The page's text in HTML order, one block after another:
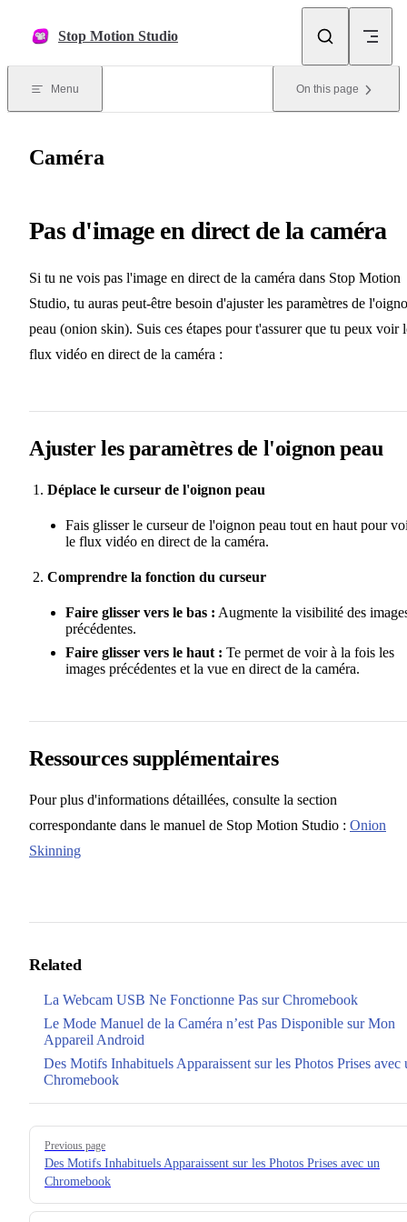
Stop Motion Studio
Menu On this page
Caméra
Pas d'image en direct de la caméra
Si tu ne vois pas l'image en direct de la caméra dans Stop Motion
Studio, tu auras peut-être besoin d'ajuster les paramètres de
peau (onion skin). Suis ces étapes pour t'assurer que tu peux voir
flux vidéo en direct de la caméra :
Ajuster les paramètres de l'oignon peau
Déplace le curseur de l'oignon peau
Fais glisser le curseur de l'oignon peau tout en haut pour
le flux vidéo en direct de la caméra.
Comprendre la fonction du curseur
Faire glisser vers le bas : Augmente la visibilité des
précédentes.
Faire glisser vers le haut : Te permet de voir à la fois les
images précédentes et la vue en direct de la caméra.
Ressources supplémentaires
Pour plus d'informations détaillées, consulte la section
correspondante dans le manuel de Stop Motion Studio : Onion
Skinning
Related
La Webcam USB Ne Fonctionne Pas sur Chromebook
Le Mode Manuel de la Caméra n’est Pas Disponible sur Mon
Appareil Android
Des Motifs Inhabituels Apparaissent sur les Photos Prises avec
Chromebook
Pager
Previous page
Des Motifs Inhabituels Apparaissent sur les Photos Prises avec un
Chromebook